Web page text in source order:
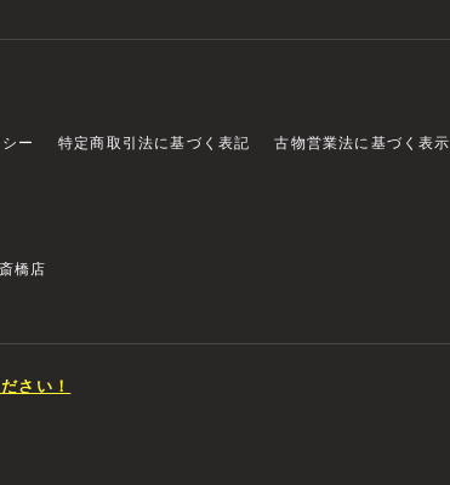
ー 特定商取引法に基づく表記 古物営業法に基づく表示
橋店
さい！